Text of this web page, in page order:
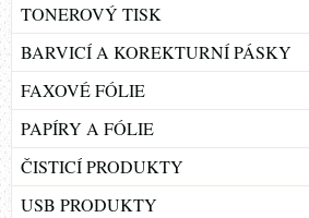
TONEROVÝ TISK
BARVICÍ A KOREKTURNÍ PÁSKY
FAXOVÉ FÓLIE
PAPÍRY A FÓLIE
ČISTICÍ PRODUKTY
USB PRODUKTY